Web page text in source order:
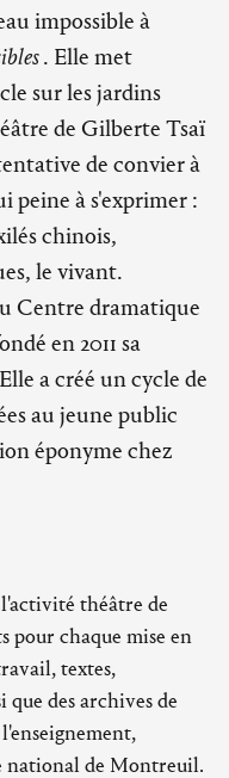
impossible à
. Elle met
sur les jardins
de Gilberte Tsaï
de convier à
peine à s'exprimer :
chinois,
le vivant.
Centre dramatique
en 2011 sa
a créé un cycle de
au jeune public
éponyme chez
théâtre de
pour chaque mise en
textes,
des archives de
national de Montreuil.